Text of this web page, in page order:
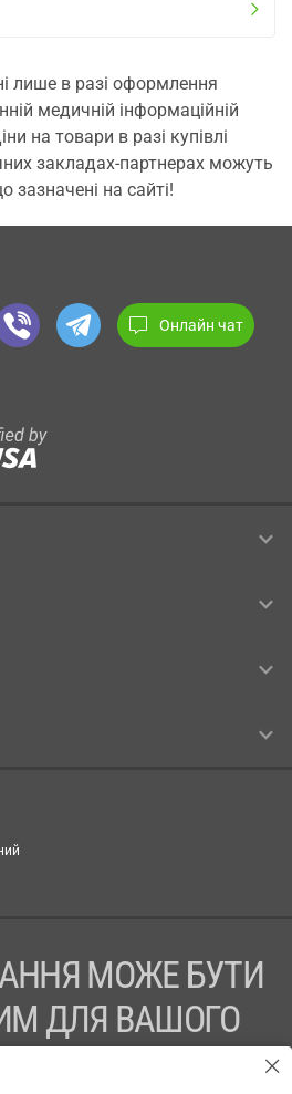
лише в разі оформлення
медичній інформаційній
на товари в разі купівлі
закладах-партнерах можуть
зазначені на сайті!
Онлайн чат
МОЖЕ БУТИ
ДЛЯ ВАШОГО